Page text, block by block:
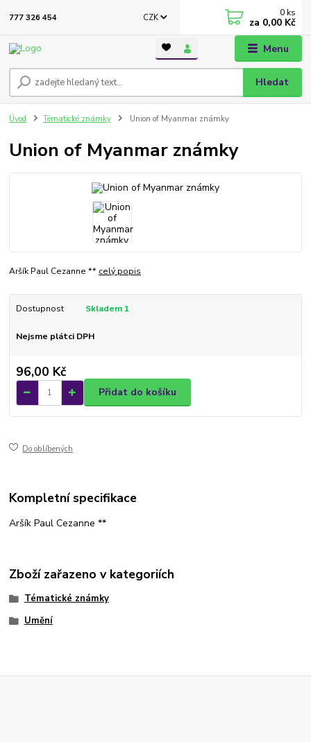
Menu
CZK
Hledat
777 326 454 0 ks
za 0,00 Kč
Úvod Tématické známky Union of Myanmar známky
Union of Myanmar známky
Aršík Paul Cezanne ** celý popis
Dostupnost Skladem 1
Nejsme plátci DPH
96,00 Kč
Přidat do košíku
Do oblíbených
Kompletní specifikace
Aršík Paul Cezanne **
Zboží zařazeno v kategoriích
Tématické známky
Umění